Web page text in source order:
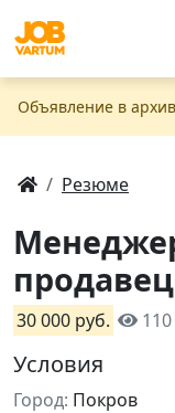
Объявление в
Резюме
30 000 руб. 110
Условия
Город: Покров